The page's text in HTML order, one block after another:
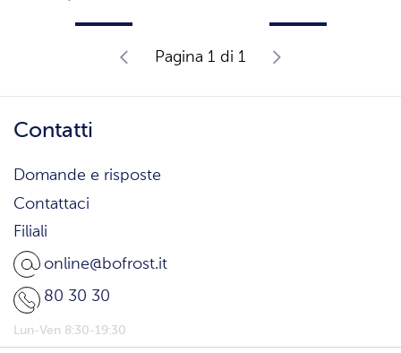
sfoglia a dei würstel.
Pagina 1 di 1
Contatti
Domande e risposte
Contattaci
Filiali
online@bofrost.it
80 30 30
Lun-Ven 8:30-19:30